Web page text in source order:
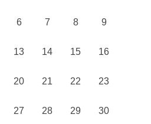
6 7 8 9
13 14 15 16
20 21 22 23
27 28 29 30